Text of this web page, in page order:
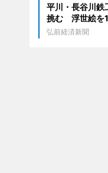
平川・長谷川鉄
挑む 浮世絵を
弘前経済新聞